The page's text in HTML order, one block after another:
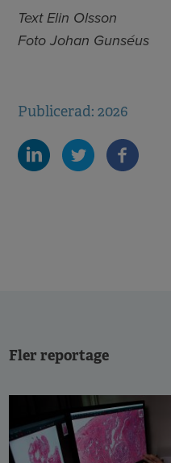
Text Elin Olsson
Foto Johan Gunséus
Publicerad: 2026
Fler reportage